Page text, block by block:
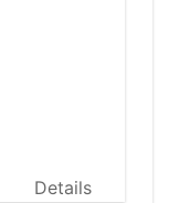
Details